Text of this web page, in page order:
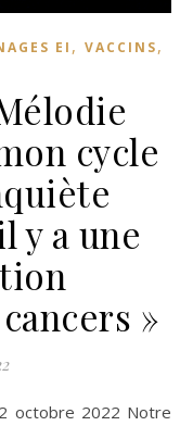
EI , VACCINS,
cycle
y a une
»